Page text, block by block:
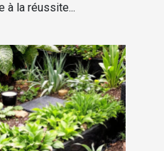
à la réussite...